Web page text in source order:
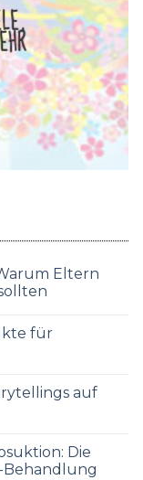
Eltern
für
auf
Die
Behandlung